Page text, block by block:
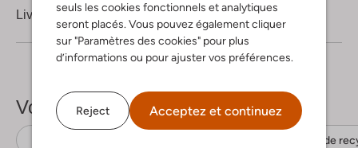
seuls les cookies fonctionnels et analytiques
seront placés. Vous pouvez également cliquer
sur "Paramètres des cookies" pour plus
d’informations ou pour ajuster vos préférences.
Reject Acceptez et continuez
Livraison & retours
Voir plus
Polyamide